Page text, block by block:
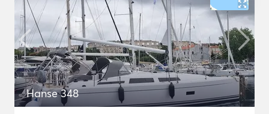
Hanse 348